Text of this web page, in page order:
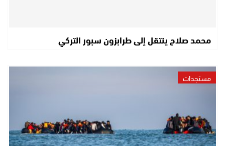
محمد صلاح ينتقل إلى طرابزون سبور التركي
مستجدات